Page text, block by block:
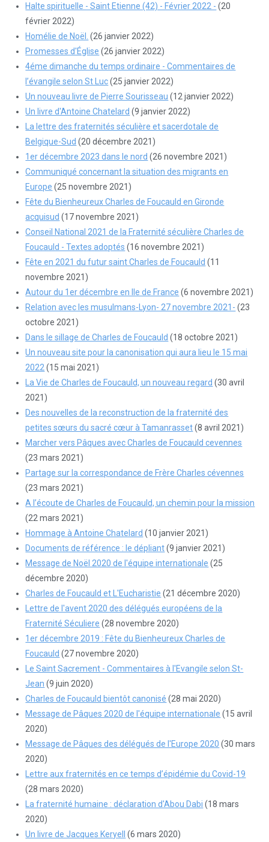
Halte spirituelle - Saint Etienne (42) - Février 2022 - (20
février 2022)
Homélie de Noël. (26 janvier 2022)
Promesses d'Église (26 janvier 2022)
4éme dimanche du temps ordinaire - Commentaires de
l’évangile selon St Luc (25 janvier 2022)
Un nouveau livre de Pierre Sourisseau (12 janvier 2022)
Un livre d'Antoine Chatelard (9 janvier 2022)
La lettre des fraternités séculière et sacerdotale de
Belgique-Sud (20 décembre 2021)
1er décembre 2023 dans le nord (26 novembre 2021)
Communiqué concernant la situation des migrants en
Europe (25 novembre 2021)
Fête du Bienheureux Charles de Foucauld en Gironde
acquisud (17 novembre 2021)
Conseil National 2021 de la Fraternité séculière Charles de
Foucauld - Textes adoptés (16 novembre 2021)
Fête en 2021 du futur saint Charles de Foucauld (11
novembre 2021)
Autour du 1er décembre en Ile de France (6 novembre 2021)
Relation avec les musulmans-Lyon- 27 novembre 2021- (23
octobre 2021)
Dans le sillage de Charles de Foucauld (18 octobre 2021)
Un nouveau site pour la canonisation qui aura lieu le 15 mai
2022 (15 mai 2021)
La Vie de Charles de Foucauld, un nouveau regard (30 avril
2021)
Des nouvelles de la reconstruction de la fraternité des
petites sœurs du sacré cœur à Tamanrasset (8 avril 2021)
Marcher vers Pâques avec Charles de Foucauld cevennes
(23 mars 2021)
Partage sur la correspondance de Frère Charles cévennes
(23 mars 2021)
A l’écoute de Charles de Foucauld, un chemin pour la mission
(22 mars 2021)
Hommage à Antoine Chatelard (10 janvier 2021)
Documents de référence : le dépliant (9 janvier 2021)
Message de Noël 2020 de l'équipe internationale (25
décembre 2020)
Charles de Foucauld et L'Eucharistie (21 décembre 2020)
Lettre de l'avent 2020 des délégués européens de la
Fraternité Séculiere (28 novembre 2020)
1er décembre 2019 : Fête du Bienheureux Charles de
Foucauld (27 novembre 2020)
Le Saint Sacrement - Commentaires à l'Evangile selon St-
Jean (9 juin 2020)
Charles de Foucauld bientôt canonisé (28 mai 2020)
Message de Pâques 2020 de l'équipe internationale (15 avril
2020)
Message de Pâques des délégués de l'Europe 2020 (30 mars
2020)
Lettre aux fraternités en ce temps d’épidémie du Covid-19
(28 mars 2020)
La fraternité humaine : déclaration d'Abou Dabi (18 mars
2020)
Un livre de Jacques Keryell (6 mars 2020)